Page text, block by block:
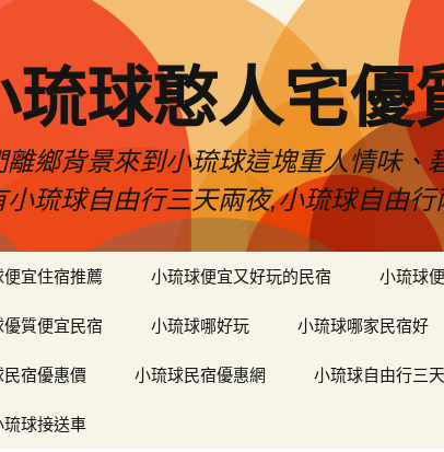
琉球憨人宅優
離鄉背景來到小琉球這塊重人情味
小琉球自由行三天兩夜,小琉球自由行
便宜住宿推薦 小琉球便宜又好玩的民宿 小琉球
優質便宜民宿 小琉球哪好玩 小琉球哪家民宿好
民宿優惠價 小琉球民宿優惠網 小琉球自由行三
琉球接送車